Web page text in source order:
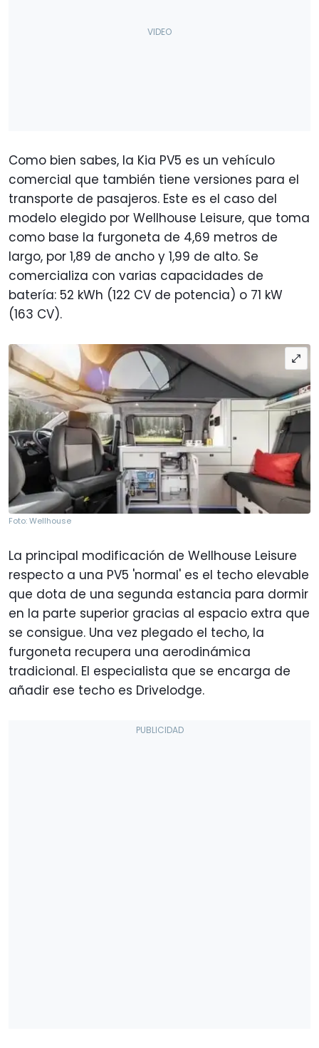
Como bien sabes, la Kia PV5 es un vehículo
comercial que también tiene versiones para el
transporte de pasajeros. Este es el caso del
modelo elegido por Wellhouse Leisure, que toma
como base la furgoneta de 4,69 metros de
largo, por 1,89 de ancho y 1,99 de alto. Se
comercializa con varias capacidades de
batería: 52 kWh (122 CV de potencia) o 71 kW
(163 CV).
Foto: Wellhouse
La principal modificación de Wellhouse Leisure
respecto a una PV5 'normal' es el techo elevable
que dota de una segunda estancia para dormir
en la parte superior gracias al espacio extra que
se consigue. Una vez plegado el techo, la
furgoneta recupera una aerodinámica
tradicional. El especialista que se encarga de
añadir ese techo es Drivelodge.